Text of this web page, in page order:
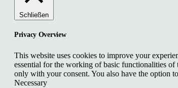
Schließen
Privacy Overview
This website uses cookies to improve your
essential for the working of basic functionalities of
only with your consent. You also have the option
Necessary